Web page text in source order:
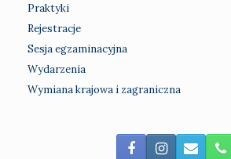
Praktyki
Rejestracje
Sesja egzaminacyjna
Wydarzenia
Wymiana krajowa i zagraniczna